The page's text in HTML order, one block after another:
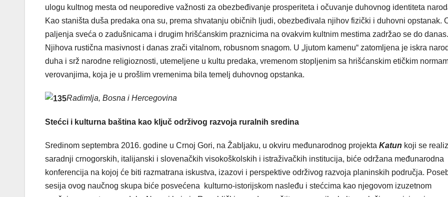
ulogu kultnog mesta od neuporedive važnosti za obezbeđivanje prosperiteta i očuvanje duhovnog identiteta
Kao staništa duša predaka ona su, prema shvatanju običnih ljudi, obezbeđivala njihov fizički i duhovni opstanak.
paljenja sveća o zadušnicama i drugim hrišćanskim praznicima na ovakvim kultnim mestima zadržao se do danas.
Njihova rustična masivnost i danas zrači vitalnom, robusnom snagom. U „ljutom kamenu“ zatomljena je iskra
duha i srž narodne religioznosti, utemeljene u kultu predaka, vremenom stopljenim sa hrišćanskim etičkim
verovanjima, koja je u prošlim vremenima bila temelj duhovnog opstanka.
Radimlja, Bosna i Hercegovina
Stećci i kulturna baština kao ključ održivog razvoja ruralnih sredina
Sredinom septembra 2016. godine u Crnoj Gori, na Žabljaku, u okviru međunarodnog projekta Katun koji se
saradnji crnogorskih, italijanski i slovenačkih visokoškolskih i istraživačkih institucija, biće održana međunarodna
konferencija na kojoj će biti razmatrana iskustva, izazovi i perspektive održivog razvoja planinskih područja.
sesija ovog naučnog skupa biće posvećena kulturno-istorijskom nasleđu i stećcima kao njegovom izuzetnom